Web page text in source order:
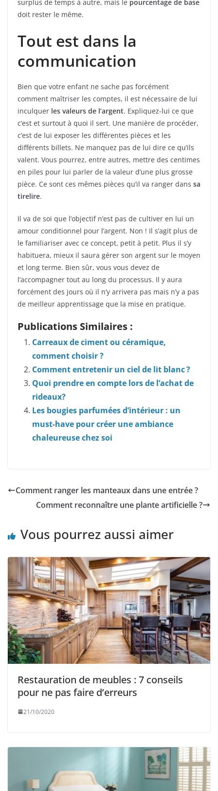
surplus de temps à autre, mais le pourcentage de base
doit rester le même.
Tout est dans la
communication
Bien que votre enfant ne sache pas forcément
comment maîtriser les comptes, il est nécessaire de lui
inculquer les valeurs de l’argent. Expliquez-lui ce que
c’est et surtout à quoi il sert. Une manière de procéder,
c’est de lui exposer les différentes pièces et les
différents billets. Ne manquez pas de lui dire ce qu’ils
valent. Vous pourrez, entre autres, mettre des centimes
en piles pour lui parler de la valeur d’une plus grosse
pièce. Ce sont ces mêmes pièces qu’il va ranger dans sa
tirelire.
Il va de soi que l’objectif n’est pas de cultiver en lui un
amour conditionnel pour l’argent. Non ! Il s’agit plus de
le familiariser avec ce concept, petit à petit. Plus il s’y
habituera, mieux il saura gérer son argent sur le moyen
et long terme. Bien sûr, vous vous devez de
l’accompagner tout au long du processus. Il y aura
forcément des jours où il n’y arrivera pas mais n’y a pas
de meilleur apprentissage que la mise en pratique.
Publications Similaires :
Carreaux de ciment ou céramique,
comment choisir ?
Comment entretenir un ciel de lit blanc ?
Quoi prendre en compte lors de l’achat de
rideaux?
Les bougies parfumées d’intérieur : un
must-have pour créer une ambiance
chaleureuse chez soi
Comment ranger les manteaux dans une entrée ?
Comment reconnaître une plante artificielle ?
Vous pourrez aussi aimer
Restauration de meubles : 7 conseils
pour ne pas faire d’erreurs
21/10/2020